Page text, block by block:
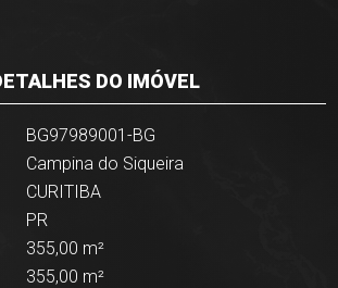
DO IMÓVEL
BG97989001-BG
Campina do Siqueira
CURITIBA
PR
355,00 m²
355,00 m²